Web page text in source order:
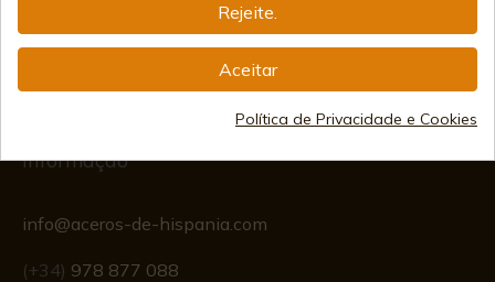
Frete Internacional
Informação
info@aceros-de-hispania.com
(+34) 978 877 088
Rejeite.
Aceitar
Política de Privacidade e Cookies